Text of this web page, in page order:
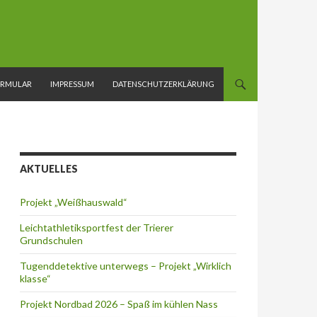
IMPRESSUM DATENSCHUTZERKLÄRUNG
AKTUELLES
Projekt „Weißhauswald“
Leichtathletiksportfest der Trierer
Grundschulen
Tugenddetektive unterwegs – Projekt „Wirklich
klasse“
Projekt Nordbad 2026 – Spaß im kühlen Nass